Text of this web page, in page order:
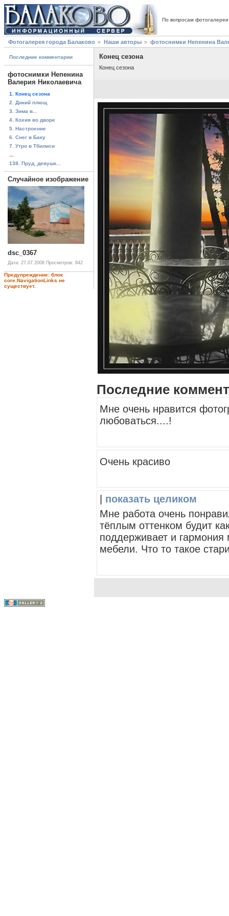
По вопросам
Фотогалерея города Балаково Наши авторы фотоснимки Непенина
Последние комментарии
фотоснимки Непенина
Валерия Николаевича
1. Конец сезона
2. Дикий плющ
3. Зима в...
4. Кохия во дворе
5. Настроение
6. Снег в Баку
7. Утро в Тбилиси
138. Пруд_девушк...
Случайное изображение
dsc_0367
Дата: 27.07.2008 Просмотров: 842
Предупреждение: блок
core.NavigationLinks не
существует.
Конец сезона
Конец сезона
Последние
Мне очень нравится
любоваться....!
Очень красиво
показать целиком
Мне работа очень
тёплым оттенком будит
поддерживает и
мебели. Что то такое